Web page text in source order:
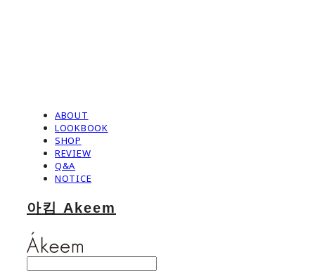
ABOUT
LOOKBOOK
SHOP
REVIEW
Q&A
NOTICE
아킴 Akeem